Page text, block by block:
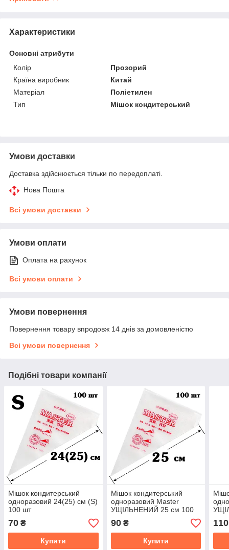
Характеристики
Основні атрибути
Колір
Прозорий
Країна виробник
Китай
Матеріал
Поліетилен
Тип
Мішок кондитерський
Умови доставки
Доставка здійснюється тільки по передоплаті.
Нова Пошта
Всі умови доставки
Умови оплати
Оплата на рахунок
Всі умови оплати
Умови повернення
Повернення товару впродовж 14 днів за домовленістю
Всі умови повернення
Подібні товари компанії
Мішок кондитерський
одноразовий 24(25) см (S)
100 шт
70 ₴
Купити
Мішок кондитерський
одноразовий Master
УЩІЛЬНЕНИЙ 25 см 100
шт
90₴
Купити
шт
110